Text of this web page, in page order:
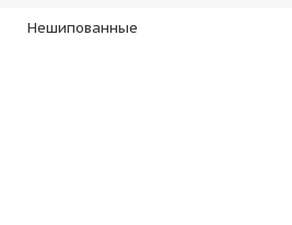
Нешипованные